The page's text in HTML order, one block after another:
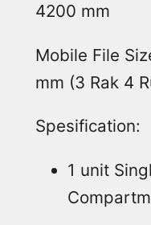
4200 mm
Mobile File
mm (3 Rak 4
Spesification:
1 unit